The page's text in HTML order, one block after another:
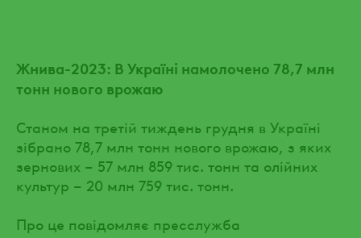
Жнива-2023: В Україні намолочено 78,7 млн
тонн нового врожаю
Станом на третій тиждень грудня в Україні
зібрано 78,7 млн тонн нового врожаю, з яких
зернових – 57 млн 859 тис. тонн та олійних
культур – 20 млн 759 тис. тонн.
Про це повідомляє пресслужба